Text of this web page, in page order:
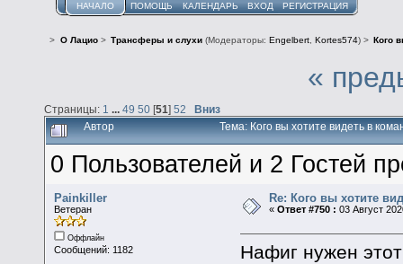
НАЧАЛО ПОМОЩЬ КАЛЕНДАРЬ ВХОД РЕГИСТРАЦИЯ
> О Лацио> Трансферы и слухи(Модераторы: Engelbert, Kortes574) > Кого
«
Страницы: 1 49 50 [51] 52 Вниз
Автор Тема: Кого вы хотите видеть в
0 Пользователей и 2 Гостей
Painkiller
Ветеран
Оффлайн
Сообщений: 1182
Re: Кого вы хотите
«Ответ #750 : 03 Август
Нафиг нужен